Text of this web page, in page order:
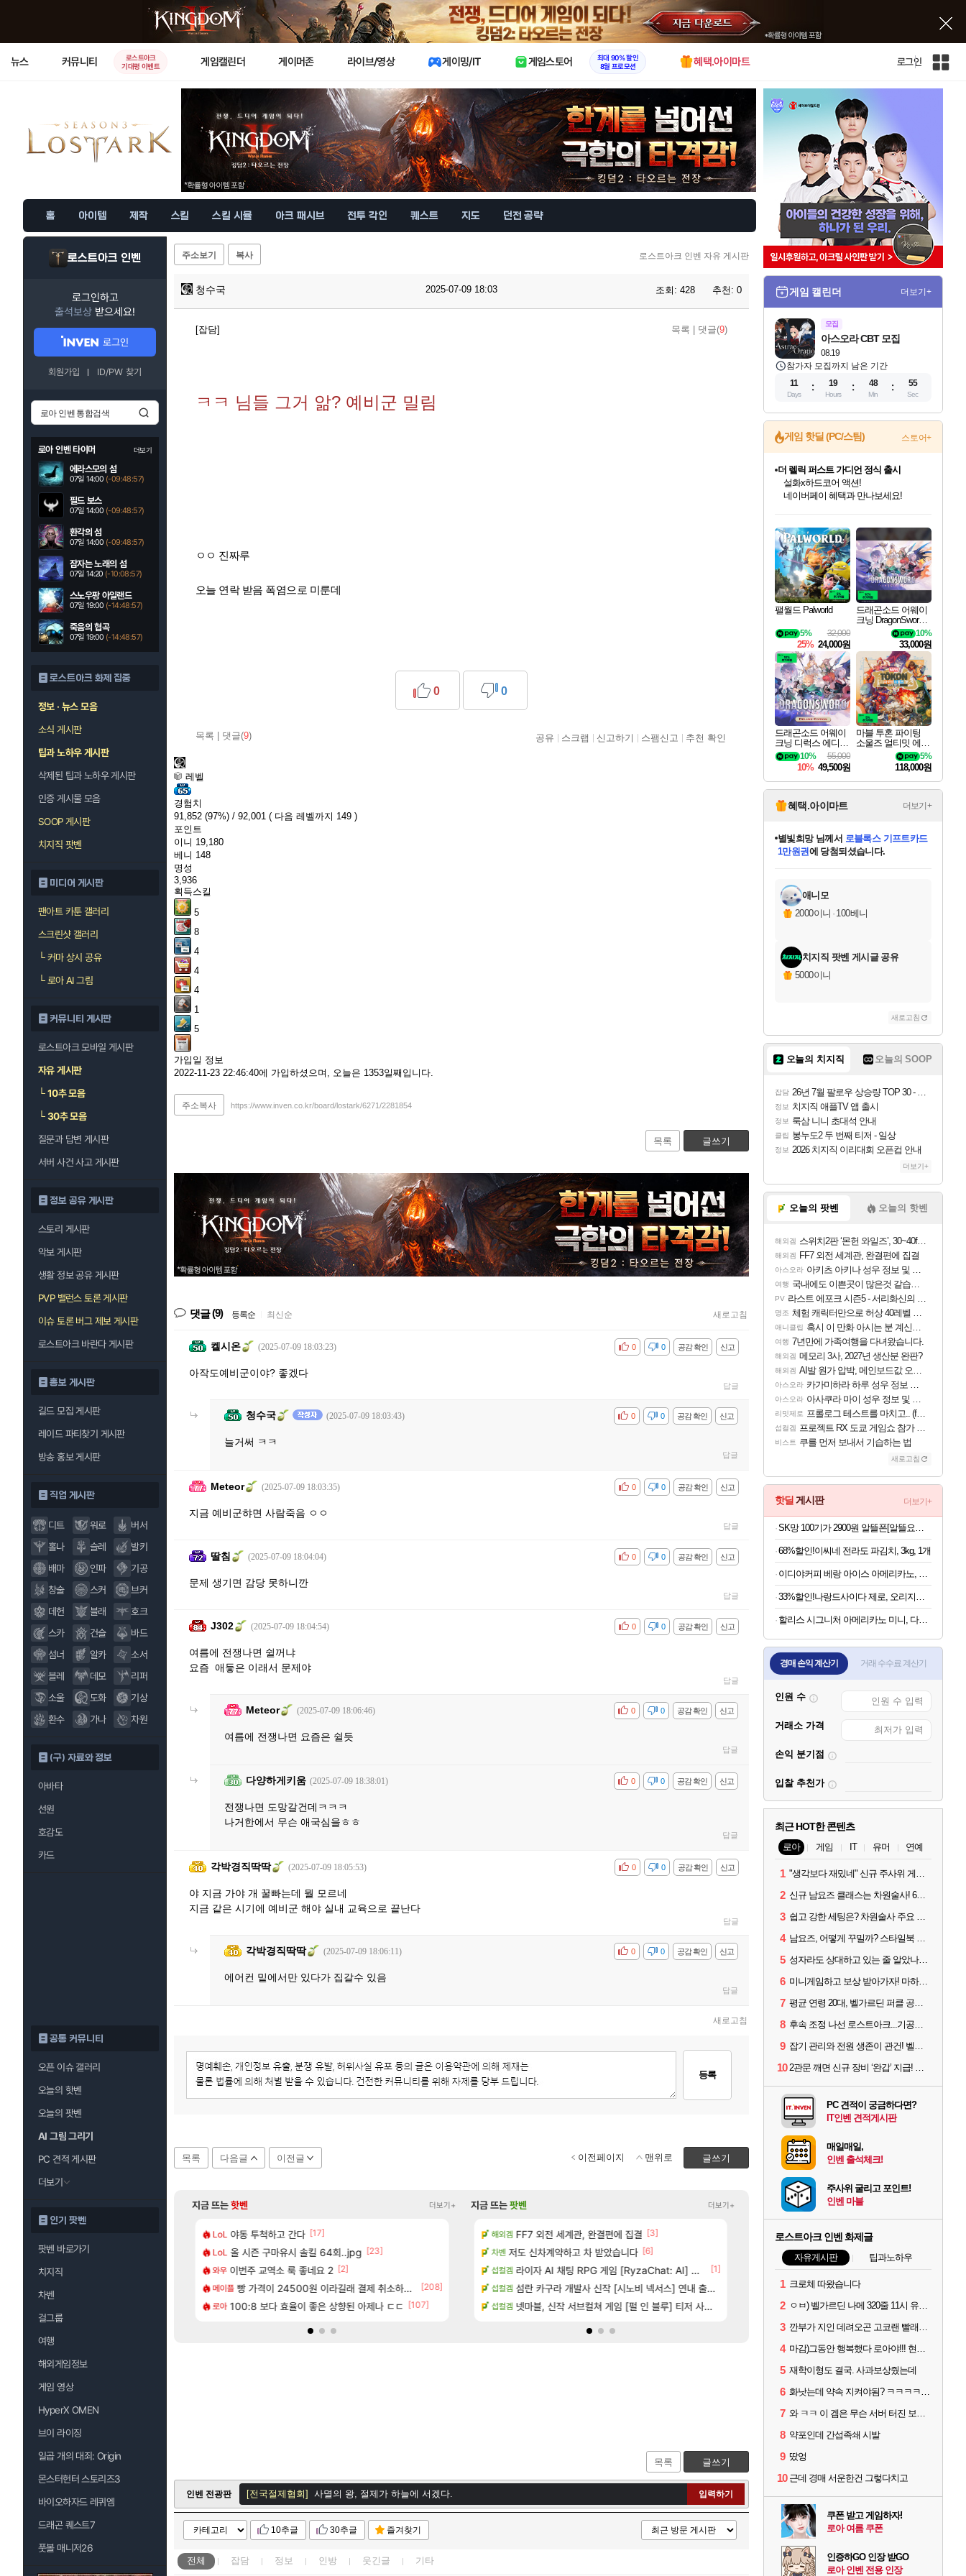
X
뉴스 커뮤니티
로스트아크
기대평 이벤트
게임캘린더 게이머존 라이브/영상 게이밍/IT 게임스토어
최대 90% 할인
8월 프로모션
혜택.아이마트 로그인
인
홈 아이템 제작 스킬 스킬 시뮬 아크 패시브 전투 각인 퀘스트 지도 던전 공략
로스트아크 인벤
로그인하고
출석보상 받으세요!
로그인
회원가입 ID/PW 찾기
로아 인벤 타이머 더보기
에라스모의 섬
07일 14:00 (-09:48:55)
필드 보스
07일 14:00 (-09:48:55)
환각의 섬
07일 14:00 (-09:48:55)
잠자는 노래의 섬
07일 14:20 (-10:08:55)
스노우팡 아일랜드
07일 19:00 (-14:48:55)
죽음의 협곡
07일 19:00 (-14:48:55)
로스트아크 화제 집중
정보 · 뉴스 모음
소식 게시판
팁과 노하우 게시판
삭제된 팁과 노하우 게시판
인증 게시물 모음
SOOP 게시판
치지직 팟벤
미디어 게시판
팬아트 카툰 갤러리
스크린샷 갤러리
└커마 상시 공유
└로아 AI 그림
커뮤니티 게시판
로스트아크 모바일 게시판
자유 게시판
└10추 모음
└30추 모음
질문과 답변 게시판
서버 사건 사고 게시판
정보 공유 게시판
스토리 게시판
악보 게시판
생활 정보 공유 게시판
PVP 밸런스 토론 게시판
이슈 토론 버그 제보 게시판
로스트아크 바란다 게시판
홍보 게시판
길드 모집 게시판
레이드 파티찾기 게시판
방송 홍보 게시판
직업 게시판
디트 워로
버서
홀나
슬레
발키
배마
인파
기공
창술
스커
브커
데헌
블래
호크
스카
건슬
바드
섬너
알카
소서
블레
데모
리퍼
소울
도화
기상
환수
가나 차원
(구) 자료와 정보
아바타
선원
호감도
카드
공통 커뮤니티
오픈 이슈 갤러리
오늘의 핫벤
오늘의 팟벤
AI 그림 그리기
PC 견적 게시판
더보기
인기 팟벤
팟벤 바로가기
치지직
차벤
걸그룹
여행
해외게임정보
게임 영상
HyperX OMEN
브이 라이징
일곱 개의 대죄: Origin
몬스터헌터 스토리즈3
바이오하자드 레퀴엠
드래곤 퀘스트7
풋볼 매니저26
주소보기 복사 로스트아크 인벤 자유 게시판
청수국 2025-07-09 18:03 조회: 428 추천: 0
[잡담] 목록 댓글(9)
ㅋㅋ 님들 그거 앎? 예비군 밀림
ㅇㅇ 진짜루
오늘 연락 받음 폭염으로 미룬데
목록 댓글(9)
0 0
공유 스크랩 신고하기 스팸신고 추천 확인
레벨
경험치
91,852 (97%) / 92,001 ( 다음 레벨까지 149 )
포인트
이니 19,180
베니 148
명성
3,936
획득스킬
5
8
4
4
4
1
5
가입일 정보
2022-11-23 22:46:40에 가입하셨으며, 오늘은 1353일째입니다.
주소복사 https://www.inven.co.kr/board/lostark/6271/2281854
목록 글쓰기
댓글(9) 등록순 최신순 새로고침
켈시온 (2025-07-09 18:03:23) 신고
공감 확인
비공감 0
0
아작도예비군이야? 좋겠다
답글
청수국 (2025-07-09 18:03:43) 신고
공감 확인
비공감 0
0
늘거써 ㅋㅋ
답글
Meteor (2025-07-09 18:03:35) 신고
공감 확인
비공감 0
0
지금 예비군햐면 사람죽음 ㅇㅇ
답글
딸침 (2025-07-09 18:04:04) 신고
공감 확인
비공감 0
0
문제 생기면 감당 못하니깐
답글
J302 (2025-07-09 18:04:54) 신고
공감 확인
비공감 0
0
여름에 전쟁나면 쉴꺼냐
요즘 애듷은 이래서 문제야
답글
Meteor (2025-07-09 18:06:46) 신고
공감 확인
비공감 0
0
여름에 전쟁나면 요즘은 쉴듯
답글
다양하게키움 (2025-07-09 18:38:01) 신고
공감 확인
비공감 0
0
전쟁나면 도망갈건데ㅋㅋㅋ
나거한에서 무슨 애국심을ㅎㅎ
답글
각박경직딱딱 (2025-07-09 18:05:53) 신고
공감 확인
비공감 0
0
야 지금 가야 개 꿀빠는데 뭘 모르네
지금 같은 시기에 예비군 해야 실내 교육으로 끝난다
답글
각박경직딱딱 (2025-07-09 18:06:11) 신고
공감 확인
비공감 0
0
에어컨 밑에서만 있다가 집갈수 있음
답글
새로고침
등록
목록 다음글 이전글 글쓰기
이전페이지 맨위로
지금 뜨는핫벤 더보기+
이트메어 TOP 10 직업별 분포
먹튀 ㄷㄷ.. [65]
인 40%글 존나 긁히네 씨발
LoL 야동 투척하고 간다 [17]
LoL 올 시즌 구마유시 솔킬 64회..jpg [23]
와우 이번주 교역소 룩 좋네요 2 [2]
메이플 빵 가격이 24500원 이라길래 결제 취소하고 나왔다
[208]
로아 100:8 보다 효율이 좋은 상향된 아제나 ㄷㄷ [107]
LoL 페이즈 감상평 [2]
메이플 빵값 문의 후기 [87]
메이플 챌린저#77777 저격했습니다! [105]
검은사막 장비 올환 이후 약 7개월
[13]
로아 보상 공지 나온거 10추 하니 올리자 [83]
8월 9일 썬데이 메이플 [148]
벨가르딘 나이트메어 TOP 10 직업별 분포
신호등 2인 40%글 존나 긁히네 씨발
벨가르딘 맛본 시점 민심 췤 [82]
지금 뜨는팟벤 더보기+
만화 | 야간 보초는 너무 힘들어
가족여행을 다녀왔습니다.
저 보내서 기습하는 법
리싱크드 리싱크드 1.06 패치노트 (8/5)
여행 동해바다 추암해수욕장
여행 국내에도 이쁜곳이 많은것 같습니다
애니클립 혹시 이 만화 아시는 분 계신가요 [3]
명조 체험 캐릭터만으로 허상 40레벨 하이와티아 5분 컷!｜에이메스·린네·모니에 명함
해외겜 FF7 외전 세계관, 완결편에 집결 [3]
차벤 저도 신차계약하고 차 받았습니다 [6]
섭컬겜 라이자 AI 채팅 RPG 게임 [RyzaChat: AI] 공개
[1]
섭컬겜 섬란 카구라 개발사 신작 [시노비 넥서스] 연내 출시 예정
섭컬겜 넷마블, 신작 서브컬쳐 게임 [펄 인 블루] 티저 사이트 오픈
해외겜 스위치2판 ‘몬헌 와일즈’, 30~40fps 목표 추
아주프로 4컷 만화 | 야간 보초는 너무 힘들어
쿠를 먼저 보내서 기습하는 법
비스트 비스트 오브 리인카네이션 정보/공략글 모음
목록 글쓰기
인벤 전광판
[전국절제협회]
사멸의 왕, 절제가 하늘에 서겠다.
[응집물리학] ㅇㅅㅇ
로아 인벤 전광판 시작!!
입력하기
10추글 30추글 즐겨찾기
전체 잡담 정보 인방 웃긴글 기타
게임 캘린더 더보기+
모집
08.19
아스오라 CBT 모집
참가자 모집까지 남은 기간
11
Days
19
Hours
48
Min
54
Sec
게임 핫딜 (PC/스팀) 스토어+
최대 90% 할인가를 만나보세요!
네이버혜택과 함께 만나보세요!
50%할인&추가 적립까지!
네이버 포인트 혜택까지!
이니&베니 혜택까지!
네이버 혜택가와 함께 예약하세요!
할인&네이버혜택으로 만나보세요!
더 렐릭 퍼스트 가디언 정식 출시
설화x하드코어 액션!
네이버페이 혜택과 만나보세요!
40주년 프로모션으로 만나보세요!
할인가에 만나보세요!
일부 에디션 상시 할인!
혜택으로 예약 판매 중
편안하게 충전하세요
팰월드 Palworld
32,000
5%
25% 24,000원
드래곤소드 어웨이
크닝 DragonSword A
10%
33,000원
드래곤소드 어웨이
크닝 디럭스 에디션
DragonSword Awake
ning Deluxe Edition
55,000
10%
10% 49,500원
마블 투혼 파이팅
소울즈 얼티밋 에디
션 MARVEL Tokon
Fighting Souls Ultima
5%
118,000원
혜택.아이마트 더보기+
교환.
당첨되셨습니다.
당첨되셨습니다.
당첨되셨습니다.
별빛희망님께서 로블록스 기프트카드
1만원권에 당첨되셨습니다.
당첨되셨습니다.
당첨되셨습니다.
당첨되셨습니다.
당첨되셨습니다.
에디션 (스팀코드)
당첨되셨습니다.
애니모
2000이니 · 100베니
치지직 팟벤 게시글 공유
5000이니
새로고침
오늘의 치지직 오늘의 SOOP
잡담 26년 7월 팔로우 상승량 TOP 30 - 월간 치지직
정보 치지직 애플TV 앱 출시
정보 룩삼 니니 초대석 안내
클립 봉누도2 두 번째 티저 - 일상
정보 2026 치지직 이리대회 오픈컵 안내
더보기+
오늘의 팟벤 오늘의 핫벤
해외겜 스위치2판 ‘몬헌 와일즈’, 30~40fps 목표 추정
해외겜 FF7 외전 세계관, 완결편에 집결
아스오라 아키츠 아키나 성우 정보 및 주요 필모
여행 국내에도 이쁜곳이 많은것 같습니다
PV 라스트 에포크 시즌5 - 서리화신의 분노 티저
명조 체험 캐릭터만으로 허상 40레벨 하이와티아 5분 컷!｜에이메스·린네·모니에 명함
애니클립 혹시 이 만화 아시는 분 계신가요
여행 7년만에 가족여행을 다녀왔습니다.
해외겜 메모리 3사, 2027년 생산분 완판?
해외겜 AI발 원가 압박, 메인보드값 오르나
아스오라 카가미하라 하루 성우 정보 및 주요 필모
아스오라 아사쿠라 마이 성우 정보 및 주요 필모
리밋제로 프롤로그 테스트를 마치고.. (feat. 리아)
섭컬겜 프로젝트 RX 도쿄 게임쇼 참가 결정
비스트 쿠를 먼저 보내서 기습하는 법
새로고침
핫딜 게시판 더보기+
68%할인!이씨네 전라도 파김치, 3kg, 1개
할리스 시그니처 아메리카노 미니, 다크, 0.9g, 100개입, 1개
경매 손익 계산기 거래 수수료 계산기
인원 수
거래소 가격
손익 분기점
입찰 추천가
최근 HOT한 콘텐츠
로아 게임 IT 유머 연예
1 "생각보다 재밌네" 신규 주사위 게임 티카투카 호평
2 신규 남요즈 클래스는 차원술사! 6월 20일 로아온 썸머 정리
3 쉽고 강한 세팅은? 차원술사 주요 빌드와 스킬 코드
4 남요즈, 어떻게 꾸밀까? 스타일북 인기 차원술사 커스터마이즈
5 성자라도 상대하고 있는 줄 알았나? 벨가르딘 이모저모
6 미니게임하고 보상 받아가자! 마하라카 썸머 캠프 할 일은?
7 평균 연령 20대, 벨가르딘 퍼클 공대 '영로티'를 만나다
8 후속 조정 나선 로스트아크...기공사, 차원술사 하향
9 잡기 관리와 전원 생존이 관건! 벨가르딘 유물 칭호 획득방법 정리
10 2관문 깨면 신규 장비 ‘완갑’ 지급! 그림자 레이드 벨가르딘 공개
PC 견적이 궁금하다면?
IT인벤 견적게시판
매일매일,
인벤 출석체크!
주사위 굴리고 포인트!
인벤 마블
로스트아크 인벤 화제글
자유게시판 팁과노하우
1 크로체 따왔습니다
2 ㅇㅂ) 벨가르딘 나메 320줄 11시 유기 택틱 소개
3 깐부가 지인 데려오곤 고코랜 빨래질 해놓고선 저격하네 ㅋㅋ
4 마감)그동안 행복했다 로아야!!! 현생살러간다!!!
5 재학이형도 결국. 사과보상줬는데
6 화낫는데 약속 지켜야됨? ㅋㅋㅋㅋ 어이없네
7 와 ㅋㅋ 이 겜은 무슨 서버 터진 보상을 숙제로 주냐 ㅋㅋ
8 약포인데 간섭족쇄 시발
9 땄엉
10 근데 경매 서운한건 그렇다치고
쿠폰 받고 게임하자!
로아 여름 쿠폰
인증하GO 인장 받GO
로아 인벤 전용 인장